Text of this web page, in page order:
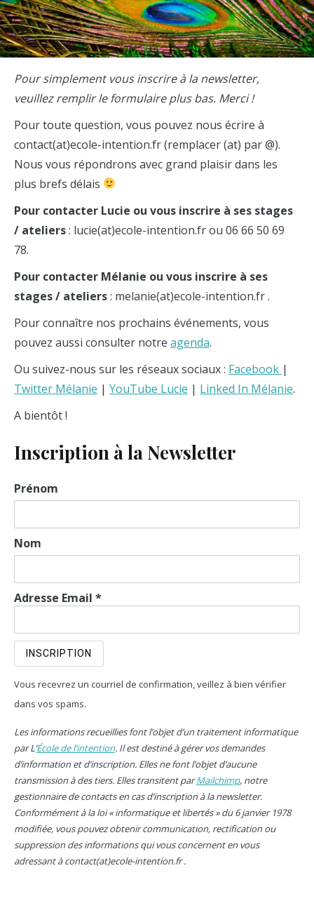
Pour simplement vous inscrire à la newsletter,
veuillez remplir le formulaire plus bas. Merci !
Pour toute question, vous pouvez nous écrire à
contact(at)ecole-intention.fr (remplacer (at) par @).
Nous vous répondrons avec grand plaisir dans les
plus brefs délais
Pour contacter Lucie ou vous inscrire à ses stages
/ ateliers: lucie(at)ecole-intention.fr ou 06 66 50 69
78.
Pour contacter Mélanie ou vous inscrire à ses
stages / ateliers: melanie(at)ecole-intention.fr .
Pour connaître nos prochains événements, vous
pouvez aussi consulter notre agenda.
Ou suivez-nous sur les réseaux sociaux : Facebook |
Twitter Mélanie | YouTube Lucie | Linked In Mélanie.
A bientôt !
Inscription à la Newsletter
Prénom
Nom
Adresse Email *
Vous recevrez un courriel de confirmation, veillez à bien vérifier
dans vos spams.
Les informations recueillies font l’objet d’un traitement informatique
par L’École de l’intention. Il est destiné à gérer vos demandes
d’information et d’inscription. Elles ne font l’objet d’aucune
transmission à des tiers. Elles transitent parMailchimp, notre
gestionnaire de contacts en cas d’inscription à la newsletter.
Conformément à la loi « informatique et libertés » du 6 janvier 1978
modifiée, vous pouvez obtenir communication, rectification ou
suppression des informations qui vous concernent en vous
adressant à contact(at)ecole-intention.fr .